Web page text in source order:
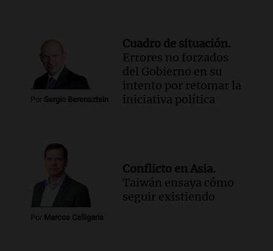
Por Sergio Berensztein
Cuadro de situación.
Errores no forzados
del Gobierno en su
intento por retomar la
iniciativa política
Por Marcos Calligaris
Conflicto en Asia.
Taiwán ensaya cómo
seguir existiendo